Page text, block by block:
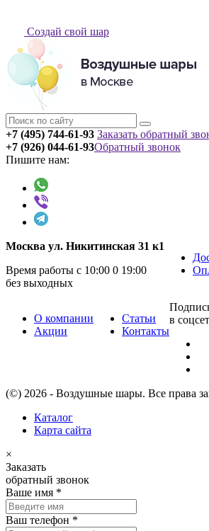
Создай свой шар
+7 (495) 744-61-93 Заказать обратный
+7 (926) 044-61-93
Пишите нам:
Обратный звонок
Москва ул. Никитинская 31 к1
Время работы с 10:00 0 19:00
без выходных
О компании
Акции
Статьи
Контакты
в
(©) 2026 - Воздушные шары. Все права
Каталог
Карта сайта
×
Заказать
обратный звонок
Ваше имя *
Ваш телефон *